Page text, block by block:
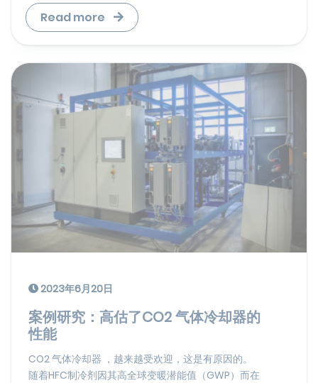
Read more
2023年6月20日
案例研究：高估了CO2 气体冷却器的
性能
CO2 气体冷却器 ，越来越受欢迎，这是有原因的。
随着HFC制冷剂因其高全球变暖潜能值（GWP）而在